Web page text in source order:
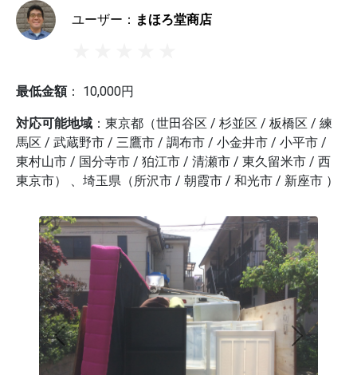
ユーザー： まほろ堂商店
最低金額： 10,000円
対応可能地域 ： 東京都（世田谷区 / 杉並区 / 板橋区 / 練
馬区 / 武蔵野市 / 三鷹市 / 調布市 / 小金井市 / 小平市 /
東村山市 / 国分寺市 / 狛江市 / 清瀬市 / 東久留米市 / 西
東京市） 、埼玉県（所沢市 / 朝霞市 / 和光市 / 新座市 ）
Previous Next